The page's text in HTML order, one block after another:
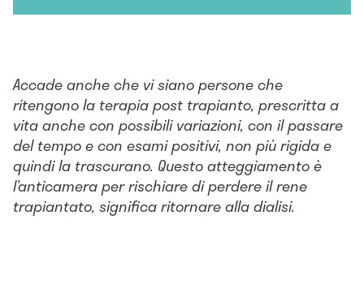
Accade anche che vi siano persone che
ritengono la terapia post trapianto, prescritta a
vita anche con possibili variazioni, con il passare
del tempo e con esami positivi, non più rigida e
quindi la trascurano. Questo atteggiamento è
l’anticamera per rischiare di perdere il rene
trapiantato, significa ritornare alla dialisi.